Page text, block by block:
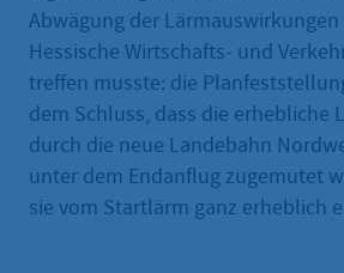
Abwägung der
Hessische Wirtschafts- und
treffen musste: die
dem Schluss, dass die erhebliche
durch die neue Landebahn
unter dem Endanflug zugemutet
sie vom Startlärm ganz erheblich